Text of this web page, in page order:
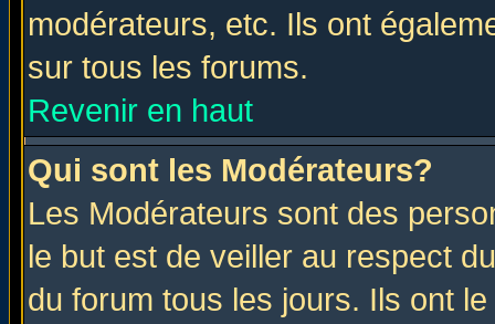
modérateurs, etc. Ils ont
sur tous les forums.
Revenir en haut
Qui sont les Modérateurs?
Les Modérateurs sont des
le but est de veiller au respect
du forum tous les jours. Ils ont